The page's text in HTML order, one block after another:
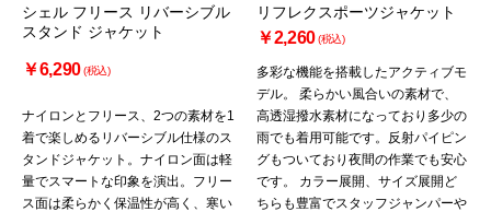
シェル フリース リバーシブル
スタンド ジャケット
￥6,290(税込)
ナイロンとフリース、2つの素材を1
着で楽しめるリバーシブル仕様のス
タンドジャケット。ナイロン面は軽
量でスマートな印象を演出。フリー
ス面は柔らかく保温性が高く、寒い
リフレクスポーツジャケット
￥2,260(税込)
多彩な機能を搭載したアクティブモ
デル。 柔らかい風合いの素材で、
高透湿撥水素材になっており多少の
雨でも着用可能です。反射パイピン
グもついており夜間の作業でも安心
です。 カラー展開、サイズ展開ど
ちらも豊富でスタッフジャンパーや